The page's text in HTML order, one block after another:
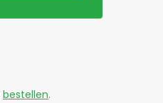
bestellen.